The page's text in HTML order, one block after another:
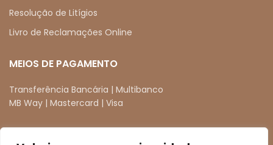
Resolução de Litígios
Livro de Reclamações Online
MEIOS DE PAGAMENTO
Transferência Bancária | Multibanco
MB Way | Mastercard | Visa